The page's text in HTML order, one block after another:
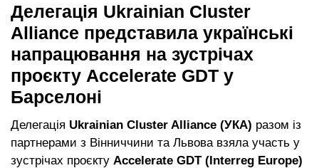
Делегація Ukrainian Cluster
Alliance представила українські
напрацювання на зустрічах
проєкту Accelerate GDT у
Барселоні
Делегація Ukrainian Cluster Alliance (УКА) разом із
партнерами з Вінниччини та Львова взяла участь у
зустрічах проєкту Accelerate GDT (Interreg Europe)